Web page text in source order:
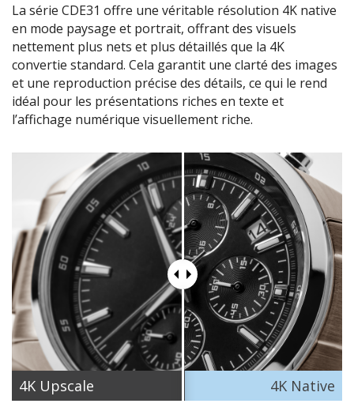
La série CDE31 offre une véritable résolution 4K native
en mode paysage et portrait, offrant des visuels
nettement plus nets et plus détaillés que la 4K
convertie standard. Cela garantit une clarté des images
et une reproduction précise des détails, ce qui le rend
idéal pour les présentations riches en texte et
l’affichage numérique visuellement riche.
4K​ Upscale 4K Native